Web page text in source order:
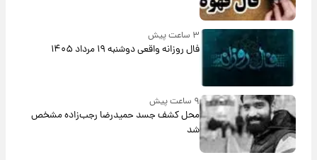
فال روزانه واقعی دوشنبه ۱۹ مرداد ۱۴۰۵
۹ ساعت پیش
محل کشف جسد حمیدرضا رجب‌زاده مشخص
شد